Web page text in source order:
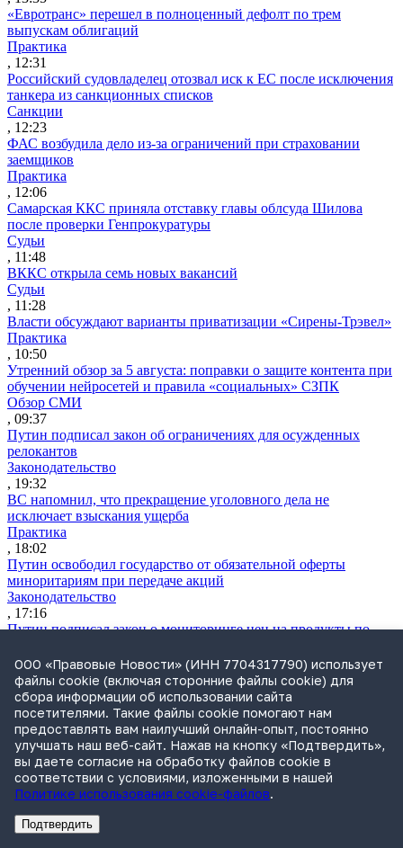
«Евротранс» перешел в полноценный дефолт по трем
выпускам облигаций
Практика
, 12:31
Российский судовладелец отозвал иск к ЕС после исключения
танкера из санкционных списков
Санкции
, 12:23
ФАС возбудила дело из-за ограничений при страховании
заемщиков
Практика
, 12:06
Самарская ККС приняла отставку главы облсуда Шилова
после проверки Генпрокуратуры
Судьи
, 11:48
ВККС открыла семь новых вакансий
Судьи
, 11:28
Власти обсуждают варианты приватизации «Сирены-Трэвел»
Практика
, 10:50
Утренний обзор за 5 августа: поправки о защите контента при
обучении нейросетей и правила «социальных» СЗПК
Обзор СМИ
, 09:37
Путин подписал закон об ограничениях для осужденных
релокантов
Законодательство
, 19:32
ВС напомнил, что прекращение уголовного дела не
исключает взыскания ущерба
Практика
, 18:02
Путин освободил государство от обязательной оферты
миноритариям при передаче акций
Законодательство
, 17:16
Путин подписал закон о мониторинге цен на продукты по
Практика
, 16:44
Прокуратура подала иск к структуре группы «Илим» на 1,8
млрд руб.
Практика
, 16:35
Экономколлегия ВС рассмотрит спор о классификации товара
по ВЭД ЕАЭС
Практика
Дочерняя компания «Мегафона» подала иск к «М.Видео» на
РекламаАдвокатское бюро Санкт-Петербурга «Вертикаль» ИНН 7841290773
ООО «Правовые Новости» (ИНН 7704317790) использует
файлы cookie (включая сторонние файлы cookie) для
сбора информации об использовании сайта
посетителями. Такие файлы cookie помогают нам
предоставлять вам наилучший онлайн-опыт, постоянно
улучшать наш веб-сайт. Нажав на кнопку «Подтвердить»,
вы даете согласие на обработку файлов cookie в
соответствии с условиями, изложенными в нашей
Политике использования cookie-файлов.
Подтвердить